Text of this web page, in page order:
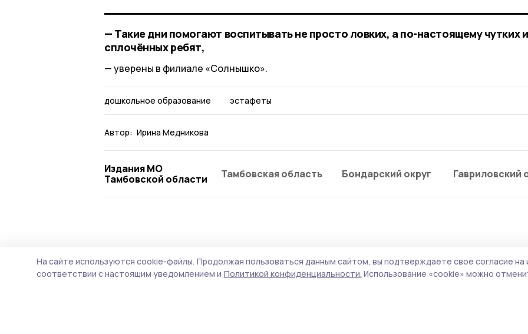
— Такие дни помогают воспитывать не просто ловких, а по-настоящему чутких и
сплочённых ребят,
уверены в филиале «Солнышко».
дошкольное образование эстафеты
Автор: Ирина Медникова
Издания МО
Тамбовской области
Тамбовская область Бондарский округ Гавриловский
Глава Староюрьевского округа
На сайте используются cookie-файлы. Продолжая пользоваться данным сайтом, вы подтверждаете свое согласие на
соответствии с настоящим уведомлением и Политикой конфиденциальности. Использование «cookie» можно